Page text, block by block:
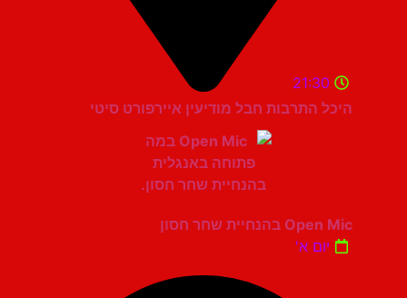
היכל התרבות חבל מודיעין איירפורט סיטי
21:30
Open Mic בהנחיית שחר חסון
יום א'